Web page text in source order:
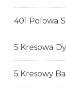
401 Polowa
5 Kresowa
5 Kresowy